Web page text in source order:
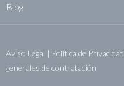
Blog
Aviso Legal | Política de Privacidad
generales de contratación